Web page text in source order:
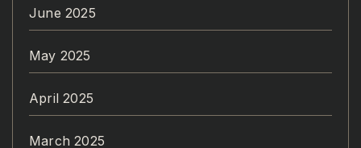
June 2025
May 2025
April 2025
March 2025